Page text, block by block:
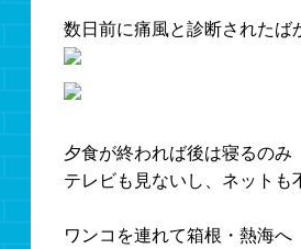
数日前に痛風と診断された
夕食が終われば後は寝るのみ
テレビも見ないし、ネットも
ワンコを連れて箱根・熱海へ